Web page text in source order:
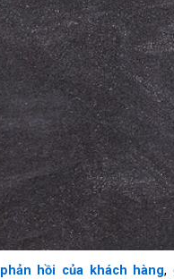
phản hồi của khách hàng,